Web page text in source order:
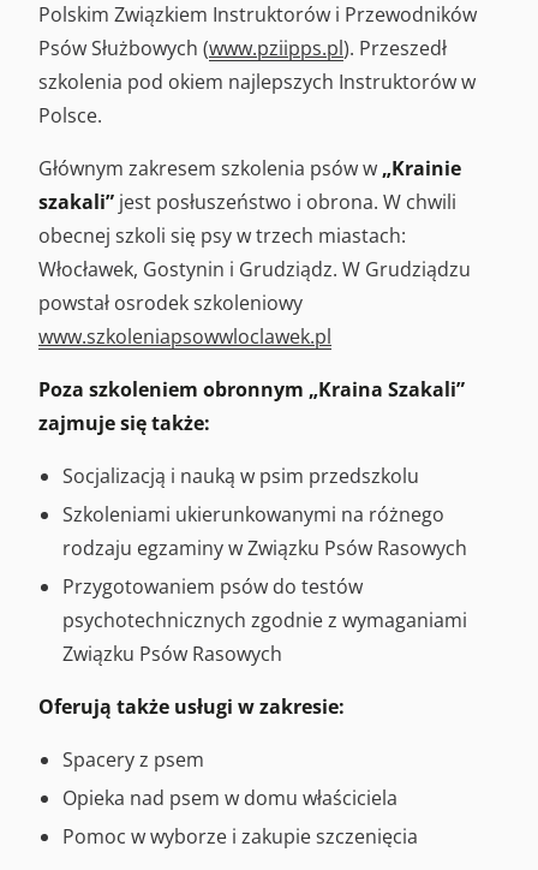
Polskim Związkiem Instruktorów i Przewodników
Psów Służbowych (www.pziipps.pl). Przeszedł
szkolenia pod okiem najlepszych Instruktorów w
Polsce.
Głównym zakresem szkolenia psów w„Krainie
szakali” jest posłuszeństwo i obrona. W chwili
obecnej szkoli się psy w trzech miastach:
Włocławek, Gostynin i Grudziądz. W Grudziądzu
powstał osrodek szkoleniowy
www.szkoleniapsowwloclawek.pl
Poza szkoleniem obronnym „Kraina Szakali”
zajmuje się także:
Socjalizacją i nauką w psim przedszkolu
Szkoleniami ukierunkowanymi na różnego
rodzaju egzaminy w Związku Psów Rasowych
Przygotowaniem psów do testów
psychotechnicznych zgodnie z wymaganiami
Związku Psów Rasowych
Oferują także usługi w zakresie:
Spacery z psem
Opieka nad psem w domu właściciela
Pomoc w wyborze i zakupie szczenięcia